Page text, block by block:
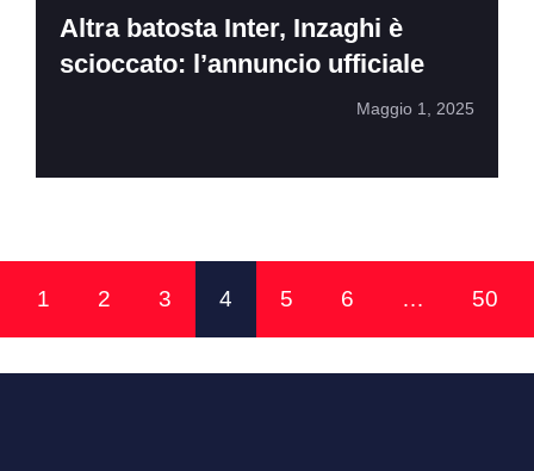
Altra batosta Inter, Inzaghi è
scioccato: l’annuncio ufficiale
Maggio 1, 2025
1 2 3 4 5 6 … 50